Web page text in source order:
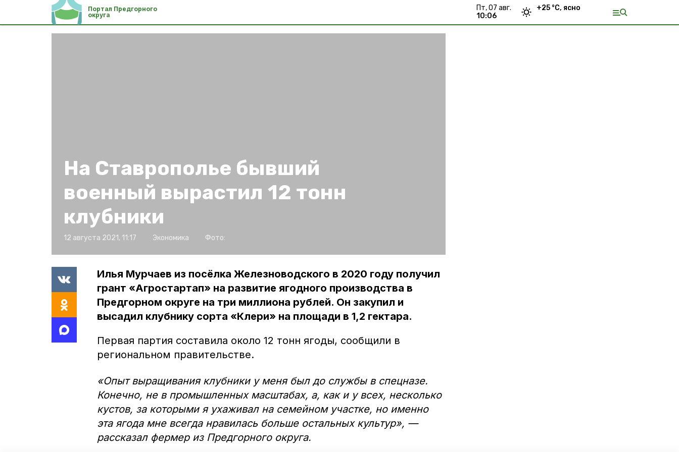
Портал Предгорного
округа
пт, 07 авг.
10:06
+25 °С, ясно
На Ставрополье бывший
военный вырастил 12 тонн
клубники
12 августа 2021, 11:17 Экономика Фото:
Илья Мурчаев из посёлка Железноводского в 2020 году получил
грант «Агростартап» на развитие ягодного производства в
Предгорном округе на три миллиона рублей. Он закупил и
высадил клубнику сорта «Клери» на площади в 1,2 гектара.
Первая партия составила около 12 тонн ягоды, сообщили в
региональном правительстве.
«Опыт выращивания клубники у меня был до службы в спецназе.
Конечно, не в промышленных масштабах, а, как и у всех, несколько
кустов, за которыми я ухаживал на семейном участке, но именно
эта ягода мне всегда нравилась больше остальных культур», —
рассказал фермер из Предгорного округа.